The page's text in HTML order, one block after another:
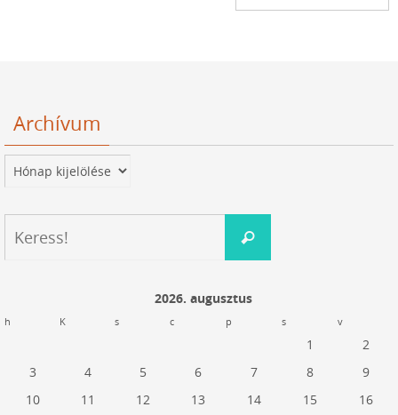
Archívum
Archívum
Keress!
2026. augusztus
h K s c p s v
1
2
3
4 5 6 7 8
9
10
11 12 13 14 15
16